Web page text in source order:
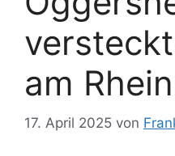
am Rhein
17. April 2025 von